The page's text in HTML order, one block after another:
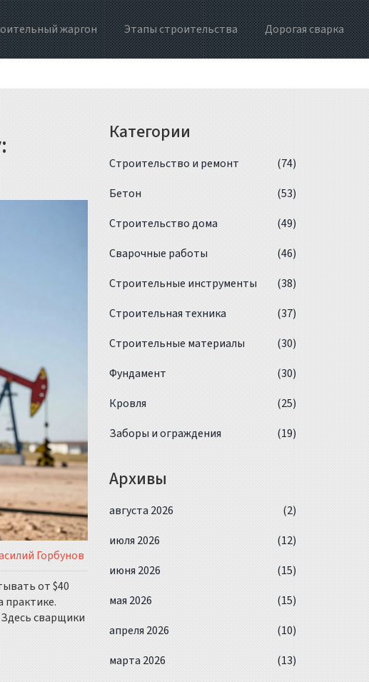
жаргон Этапы строительства Дорогая сварка
Горбунов
от $40
практике.
сварщики
Категории
Строительство и ремонт
(74)
Бетон
(53)
Строительство дома
(49)
Сварочные работы
(46)
Строительные инструменты
(38)
Строительная техника
(37)
Строительные материалы
(30)
Фундамент
(30)
Кровля
(25)
Заборы и ограждения
(19)
Архивы
августа 2026
(2)
июля 2026
(12)
июня 2026
(15)
мая 2026
(15)
апреля 2026
(10)
марта 2026
(13)